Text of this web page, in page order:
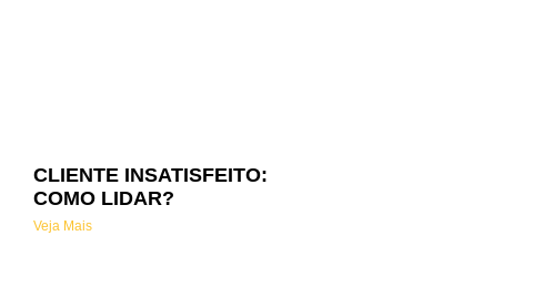
CLIENTE INSATISFEITO:
COMO LIDAR?
Veja Mais